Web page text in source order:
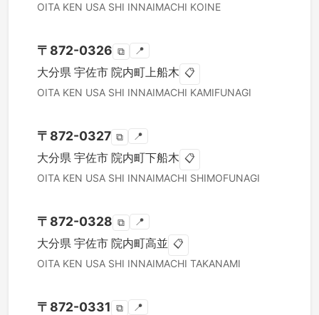
OITA KEN USA SHI INNAIMACHI KOINE
〒 872-0326 ⧉ 📍
大分県 宇佐市 院内町上船木 📋
OITA KEN USA SHI INNAIMACHI KAMIFUNAGI
〒 872-0327 ⧉ 📍
大分県 宇佐市 院内町下船木 📋
OITA KEN USA SHI INNAIMACHI SHIMOFUNAGI
〒 872-0328 ⧉ 📍
大分県 宇佐市 院内町高並 📋
OITA KEN USA SHI INNAIMACHI TAKANAMI
〒 872-0331 ⧉ 📍